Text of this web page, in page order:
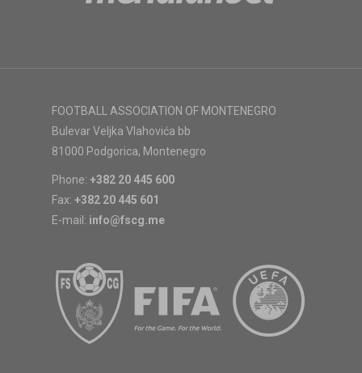
FOOTBALL ASSOCIATION OF MONTENEGRO
Bulevar Veljka Vlahovića bb
81000 Podgorica, Montenegro
Phone: +382 20 445 600
Fax: +382 20 445 601
E-mail: info@fscg.me